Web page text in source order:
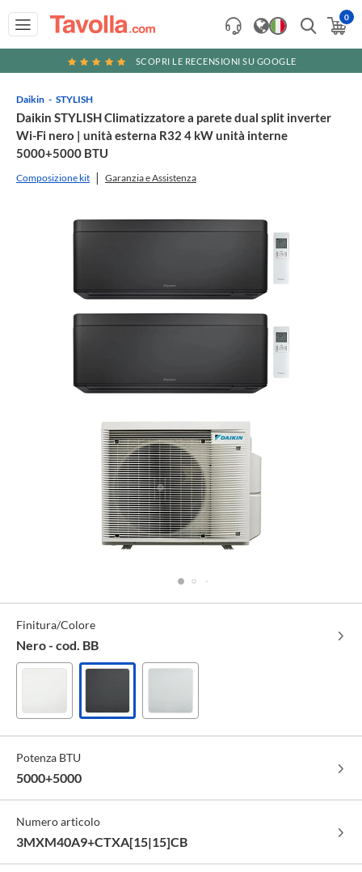
0
SCOPRI LE RECENSIONI SU GOOGLE
Daikin STYLISH
Daikin STYLISH Climatizzatore a parete dual split inverter
Wi-Fi nero | unità esterna R32 4 kW unità interne
5000+5000 BTU
Composizione kit Garanzia e Assistenza
Specifiche
Tecniche
Finitura/Colore
Nero - cod. BB
Bianco
-
AW
Nero
-
Silver
-
Potenza BTU
5000+5000
Numero articolo
3MXM40A9+CTXA[15|15]CB